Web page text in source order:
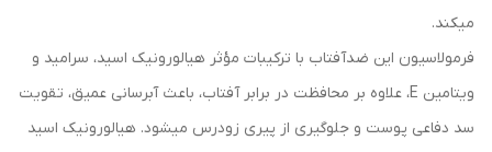
میکند.
فرمولاسیون این ضدآفتاب با ترکیبات مؤثر هیالورونیک اسید، سرامید و
ویتامین E، علاوه بر محافظت در برابر آفتاب، باعث آبرسانی عمیق، تقویت
سد دفاعی پوست و جلوگیری از پیری زودرس میشود. هیالورونیک اسید